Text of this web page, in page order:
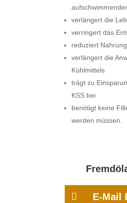
verlängert die
verringert das
reduziert
verlängert die
Kühlmittels
trägt zu
KSS bei
benötigt keine
werden müssen.
 E-Mail